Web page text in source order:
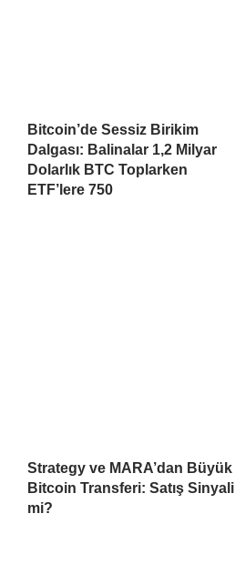
Bitcoin’de Sessiz Birikim
Dalgası: Balinalar 1,2 Milyar
Dolarlık BTC Toplarken
ETF’lere 750
Strategy ve MARA’dan Büyük
Bitcoin Transferi: Satış Sinyali
mi?